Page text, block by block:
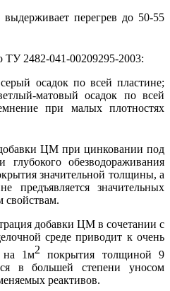
перегрев до 50-55
ТУ 2482-041-00209295-2003:
осадок по всей пластине;
матовый осадок по всей
при малых плотностях
ЦМ при цинковании под
глубокого обезводораживания
значительной толщины, а
значительных
свойствам.
добавки ЦМ в сочетании с
среде приводит к очень
на 1м2 покрытия толщиной 9
в большей степени уносом
реактивов.